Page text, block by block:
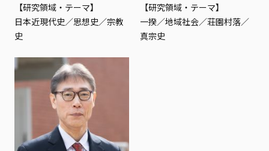
【研究領域・テーマ】
日本近現代史／思想史／宗教
史
【研究領域・テーマ】
一揆／地域社会／荘園村落／
真宗史